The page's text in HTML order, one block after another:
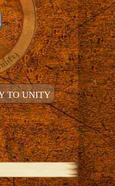
TO UNITY